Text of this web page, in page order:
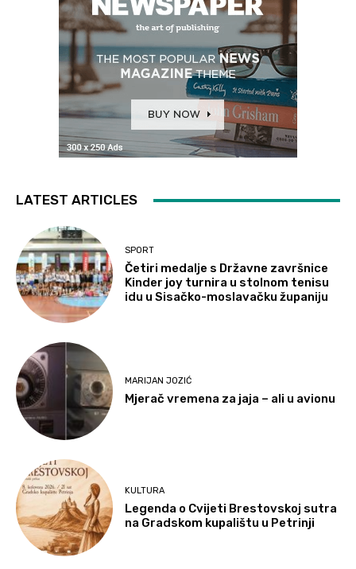
LATEST ARTICLES
SPORT
Četiri medalje s Državne završnice
Kinder joy turnira u stolnom tenisu
idu u Sisačko-moslavačku županiju
MARIJAN JOZIĆ
Mjerač vremena za jaja – ali u avionu
KULTURA
Legenda o Cvijeti Brestovskoj sutra
na Gradskom kupalištu u Petrinji